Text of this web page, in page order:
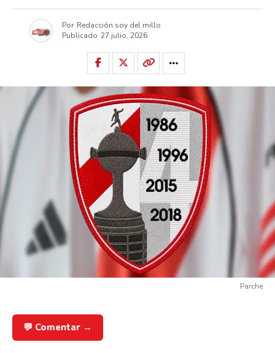
Por Redacción soy del millo
Publicado 27 julio, 2026
Parche
💬 Comentar →
Email